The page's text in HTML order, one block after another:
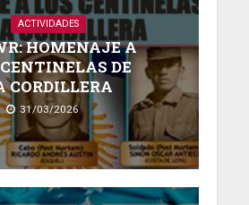
ACTIVIDADES
HOMENAJE A
DE
CORDILLERA
31/03/2026